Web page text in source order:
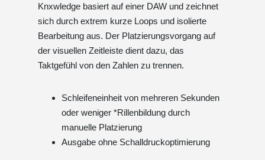
Knxwledge basiert auf einer DAW und zeichnet
sich durch extrem kurze Loops und isolierte
Bearbeitung aus. Der Platzierungsvorgang auf
der visuellen Zeitleiste dient dazu, das
Taktgefühl von den Zahlen zu trennen.
Schleifeneinheit von mehreren Sekunden
oder weniger *Rillenbildung durch
manuelle Platzierung
Ausgabe ohne Schalldruckoptimierung